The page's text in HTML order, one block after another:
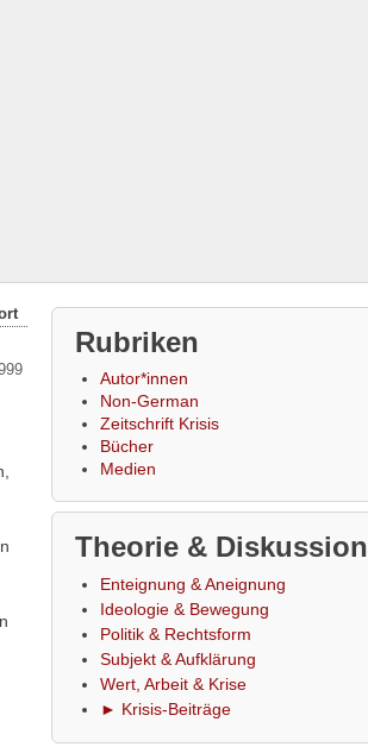
Rubriken
Autor*innen
Non-German
Zeitschrift Krisis
Bücher
Medien
Theorie & Diskussion
Enteignung & Aneignung
Ideologie & Bewegung
Politik & Rechtsform
Subjekt & Aufklärung
Wert, Arbeit & Krise
► Krisis-Beiträge